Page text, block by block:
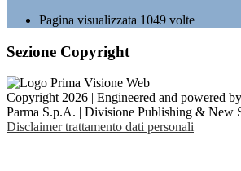
Pagina visualizzata 1049 volte
Sezione Copyright
Copyright 2026 | Engineered and powered
Parma S.p.A. | Divisione Publishing & New
Disclaimer trattamento dati personali